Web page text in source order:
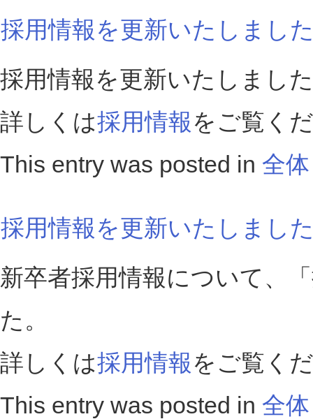
採用情報を更新いたしまし
採用情報を更新いたしまし
詳しくは採用情報 をご覧く
This entry was posted in 全体
採用情報を更新いたしまし
新卒者採用情報について、
た。
詳しくは採用情報 をご覧く
This entry was posted in 全体